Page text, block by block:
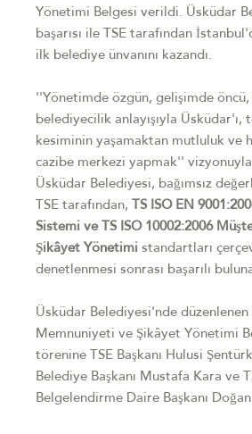
Yönetimi Belgesi verildi. Üsküdar
başarısı ile TSE tarafından
ilk belediye ünvanını kazandı.
''Yönetimde özgün, gelişimde
belediyecilik anlayışıyla Üsküdar'ı,
kesiminin yaşamaktan mutluluk ve
cazibe merkezi yapmak''
Üsküdar Belediyesi, bağımsız
TSE tarafından, TS ISO EN
Sistemi ve TS ISO 10002:2006
Şikâyet Yönetimi standartları
denetlenmesi sonrası başarılı
Üsküdar Belediyesi'nde düzenlenen
Memnuniyeti ve Şikâyet Yönetimi
törenine TSE Başkanı Hulusi
Belediye Başkanı Mustafa Kara ve
Belgelendirme Daire Başkanı Doğan